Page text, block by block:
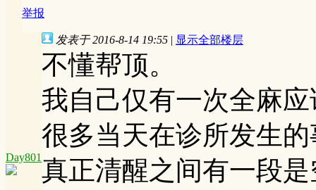
举报
Day801
发表于 2016-8-14 19:55 | 显示全部楼层
不懂帮顶。
我自己仅有一次全麻
很多当天在诊所发生
真正清醒之间有一段